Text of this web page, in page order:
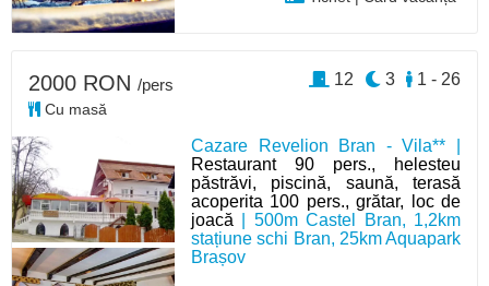
Cazare Revelion Bran - Vila** |
Restaurant 90 pers., helesteu
păstrăvi, piscină, saună, terasă
acoperita 100 pers., grătar, loc de
joacă | 500m Castel Bran, 1,2km
stațiune schi Bran, 25km Aquapark
Brașov
2000 RON /pers
Cu masă
1 - 26
3
12